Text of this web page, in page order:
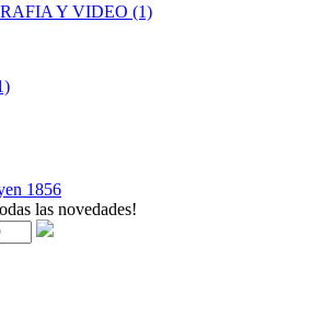
Y VIDEO (1)
1856
las novedades!